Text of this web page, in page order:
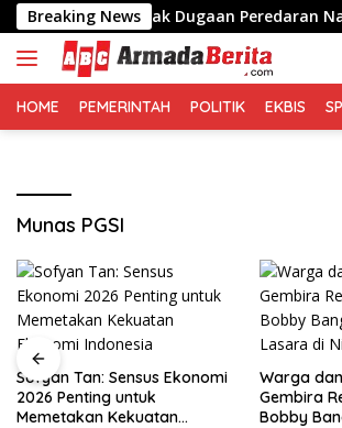
Langsung
ke
konten
Breaking News
Desak Dugaan Peredaran
HOME PEMERINTAH POLITIK EKBIS
Munas PGSI
Sofyan Tan: Sensus Ekonomi
2026 Penting untuk
Memetakan Kekuatan
Warga
Gembira
Bobby